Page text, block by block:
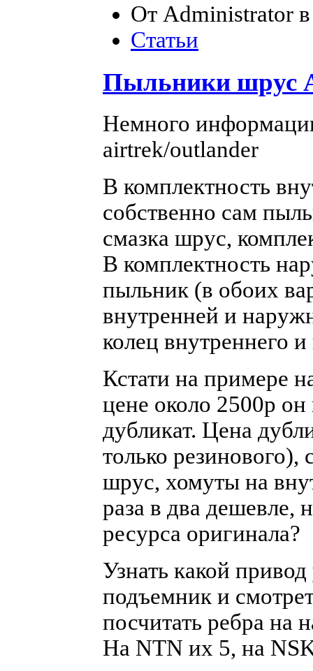
От Administrator
Статьи
Пыльники шрус
Немного
airtrek/outlander
В комплектность
собственно сам
смазка шрус,
В комплектность
пыльник (в обоих
внутренней и
колец внутреннего
Кстати на примере
цене около 2500р он
дубликат. Цена
только резинового),
шрус, хомуты на
раза в два дешевле,
ресурса оригинала?
Узнать какой
подъемник и
посчитать ребра на
На NTN их 5, на